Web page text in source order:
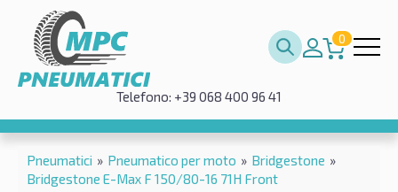
0
Telefono: +39 068 400 96 41
Pneumatici » Pneumatico per moto » Bridgestone »
Bridgestone E-Max F 150/80-16 71H Front